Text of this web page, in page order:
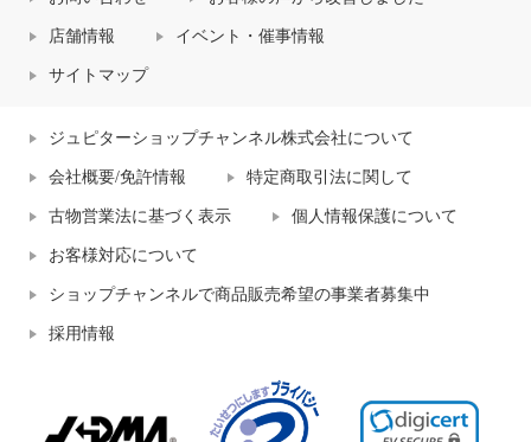
店舗情報 イベント・催事情報
サイトマップ
ジュピターショップチャンネル株式会社について
会社概要/免許情報 特定商取引法に関して
古物営業法に基づく表示 個人情報保護について
お客様対応について
ショップチャンネルで商品販売希望の事業者募集中
採用情報